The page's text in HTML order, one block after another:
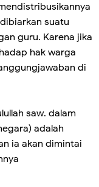
suatu
guru. Karena jika
hak warga
di
saw. dalam
adalah
ia akan dimintai